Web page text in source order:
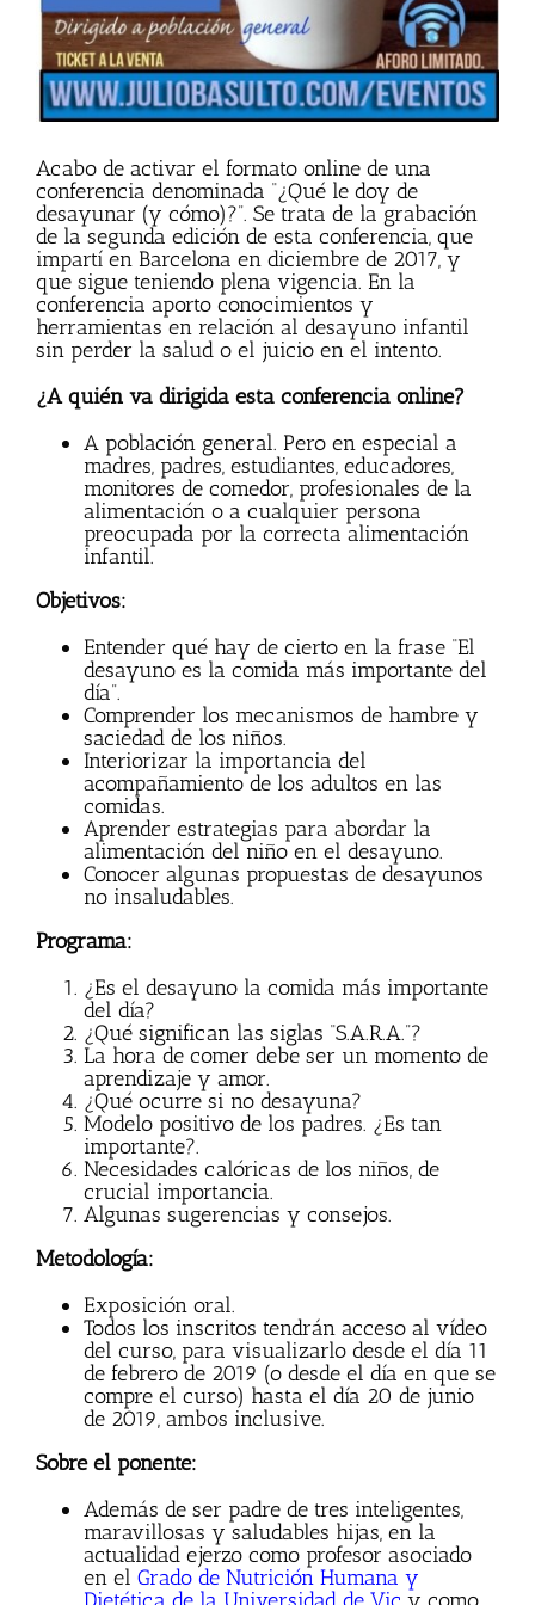
Acabo de activar el formato online de una
conferencia denominada “¿Qué le doy de
desayunar (y cómo)?”. Se trata de la grabación
de la segunda edición de esta conferencia, que
impartí en Barcelona en diciembre de 2017, y
que sigue teniendo plena vigencia. En la
conferencia aporto conocimientos y
herramientas en relación al desayuno infantil
sin perder la salud o el juicio en el intento.
¿A quién va dirigida esta conferencia online?
A población general. Pero en especial a
madres, padres, estudiantes, educadores,
monitores de comedor, profesionales de la
alimentación o a cualquier persona
preocupada por la correcta alimentación
infantil.
Objetivos:
Entender qué hay de cierto en la frase “El
desayuno es la comida más importante del
día”.
Comprender los mecanismos de hambre y
saciedad de los niños.
Interiorizar la importancia del
acompañamiento de los adultos en las
comidas.
Aprender estrategias para abordar la
alimentación del niño en el desayuno.
Conocer algunas propuestas de desayunos
no insaludables.
Programa:
¿Es el desayuno la comida más importante
del día?
¿Qué significan las siglas “S.A.R.A.”?
La hora de comer debe ser un momento de
aprendizaje y amor.
¿Qué ocurre si no desayuna?
Modelo positivo de los padres. ¿Es tan
importante?.
Necesidades calóricas de los niños, de
crucial importancia.
Algunas sugerencias y consejos.
Metodología:
Exposición oral.
Todos los inscritos tendrán acceso al vídeo
del curso, para visualizarlo desde el día 11
de febrero de 2019 (o desde el día en que se
compre el curso) hasta el día 20 de junio
de 2019, ambos inclusive.
Sobre el ponente:
Además de ser padre de tres inteligentes,
maravillosas y saludables hijas, en la
actualidad ejerzo como profesor asociado
en el Grado de Nutrición Humana y